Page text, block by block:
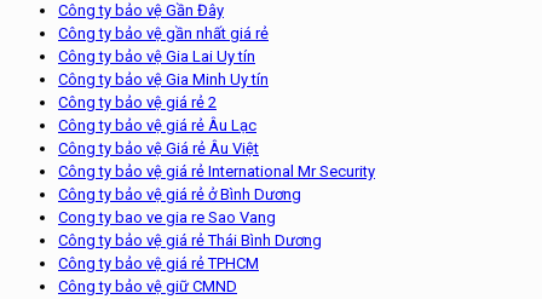
Công ty bảo vệ Gần Đây
Công ty bảo vệ gần nhất giá rẻ
Công ty bảo vệ Gia Lai Uy tín
Công ty bảo vệ Gia Minh Uy tín
Công ty bảo vệ giá rẻ 2
Công ty bảo vệ giá rẻ Âu Lạc
Công ty bảo vệ Giá rẻ Âu Việt
Công ty bảo vệ giá rẻ International Mr Security
Công ty bảo vệ giá rẻ ở Bình Dương
Cong ty bao ve gia re Sao Vang
Công ty bảo vệ giá rẻ Thái Bình Dương
Công ty bảo vệ giá rẻ TPHCM
Công ty bảo vệ giữ CMND